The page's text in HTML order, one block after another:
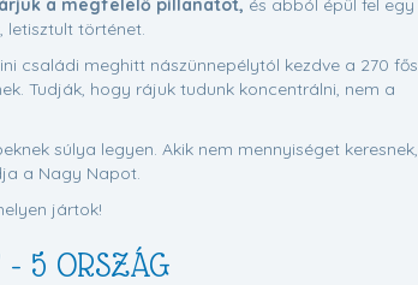
a megfelelő pillanatot, és abból épül fel egy
letisztult történet.
családi meghitt nászünnepélytól kezdve a 270 fős
Tudják, hogy rájuk tudunk koncentrálni, nem a
súlya legyen. Akik nem mennyiséget keresnek,
a Nagy Napot.
jártok!
- 5 ORSZÁG